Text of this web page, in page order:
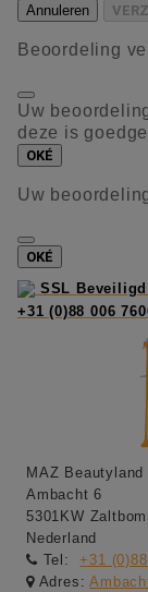
Annuleren
Beoordeling
Uw
deze is
OKÉ
Uw
OKÉ
SSL
+31 (0)88 006
MAZ
Ambacht 6
5301KW
Nederland
Tel:
+31
Adres: